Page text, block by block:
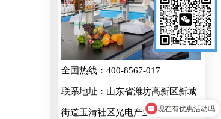
全国热线：400-8567-017
联系地址：山东省潍坊高新区新城
街道玉清社区光电产业加速器 (一
现在有优惠活动吗